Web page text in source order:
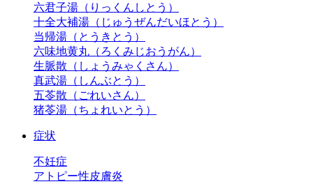
六君子湯（りっくんしとう）
十全大補湯（じゅうぜんだいほとう）
当帰湯（とうきとう）
六味地黄丸（ろくみじおうがん）
生脈散（しょうみゃくさん）
真武湯（しんぶとう）
五苓散（ごれいさん）
猪苓湯（ちょれいとう）
症状
不妊症
アトピー性皮膚炎